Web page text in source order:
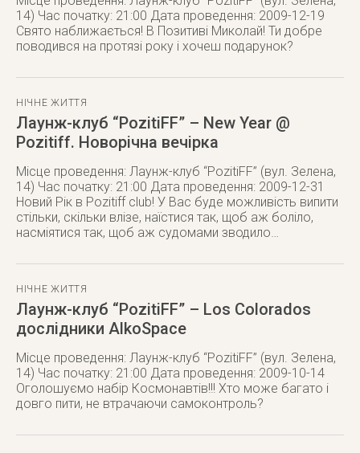
14) Час початку: 21:00 Дата проведення: 2009-12-19
Свято наближається! В Позитиві Миколай! Ти добре
поводився на протязі року і хочеш подарунок?
НІЧНЕ ЖИТТЯ
Лаунж-клуб “PozitiFF” – New Year @
Pozitiff. Новорічна вечірка
Місце проведення: Лаунж-клуб “PozitiFF” (вул. Зелена,
14) Час початку: 21:00 Дата проведення: 2009-12-31
Новий Рік в Pozitiff сlub! У Вас буде можливість випити
стільки, скільки влізе, наїстися так, щоб аж боліло,
насміятися так, щоб аж судомами зводило…
НІЧНЕ ЖИТТЯ
Лаунж-клуб “PozitiFF” – Los Colorados
дослідники AlkoSpace
Місце проведення: Лаунж-клуб “PozitiFF” (вул. Зелена,
14) Час початку: 21:00 Дата проведення: 2009-10-14
Оголошуємо набір Космонавтів!!! Хто може багато і
довго пити, не втрачаючи самоконтроль?